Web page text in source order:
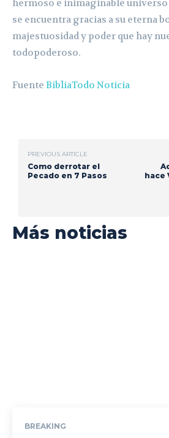
hermoso e inimaginable universo
se encuentra gracias a su eterna
majestuosidad y poder que hay
todopoderoso.
Fuente BibliaTodo Noticia
PREVIOUS ARTICLE
Como derrotar el
Pecado en 7 Pasos
hace
Más noticias
BREAKING